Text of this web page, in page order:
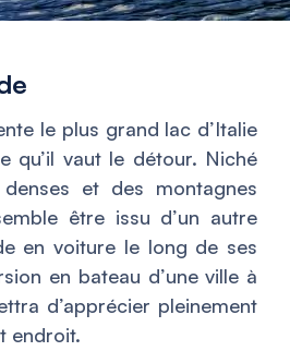
le plus grand lac d’Italie
qu’il vaut le détour. Niché
et des montagnes
être issu d’un autre
en voiture le long de ses
en bateau d’une ville à
d’apprécier pleinement
endroit.